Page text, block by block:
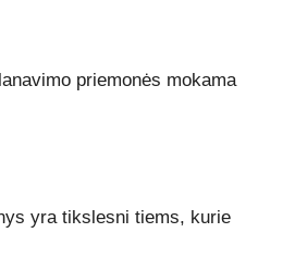
yra tikslesni tiems, kurie